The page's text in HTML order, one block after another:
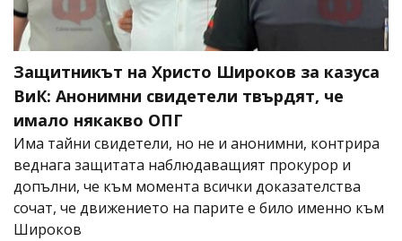
Защитникът на Христо Широков за казуса
ВиК: Анонимни свидетели твърдят, че
имало някакво ОПГ
Има тайни свидетели, но не и анонимни, контрира
веднага защитата наблюдаващият прокурор и
допълни, че към момента всички доказателства
сочат, че движението на парите е било именно към
Широков